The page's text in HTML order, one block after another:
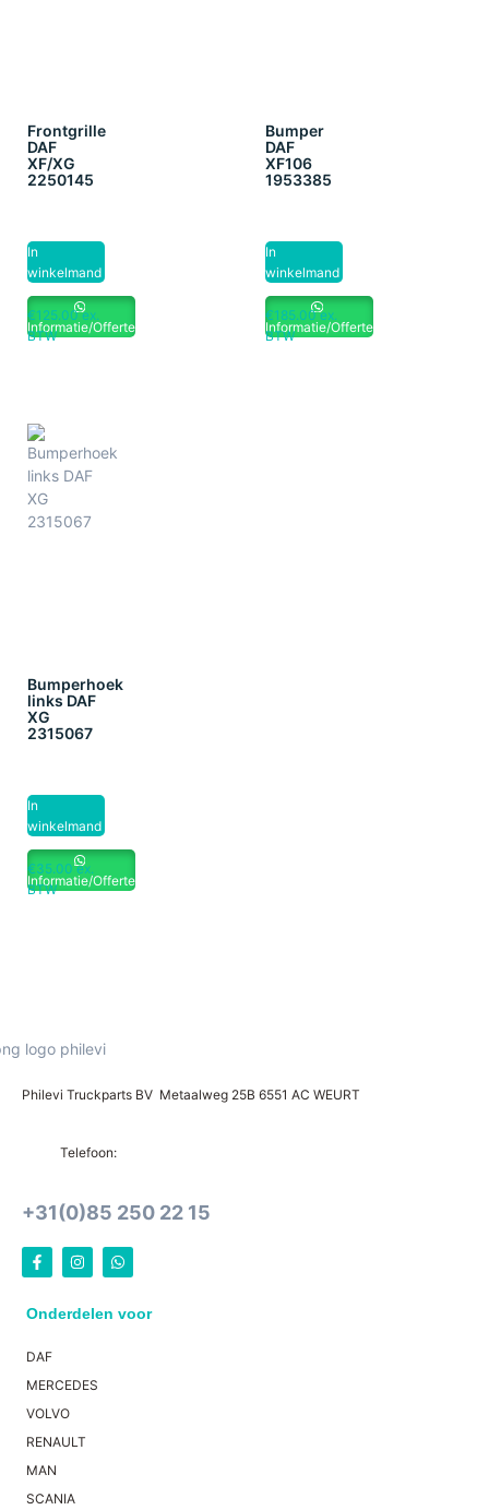
Frontgrille
DAF
XF/XG
2250145
€125.00 ex.
BTW
In
winkelmand
Informatie/Offerte
Bumper
DAF
XF106
1953385
€185.00 ex.
BTW
In
winkelmand
Informatie/Offerte
Bumperhoek
links DAF
XG
2315067
€35.00 ex.
BTW
In
winkelmand
Informatie/Offerte
Philevi Truckparts BV Metaalweg 25B 6551 AC WEURT
Telefoon:
+31(0)85 250 22 15
Onderdelen voor
DAF
MERCEDES
VOLVO
RENAULT
MAN
SCANIA